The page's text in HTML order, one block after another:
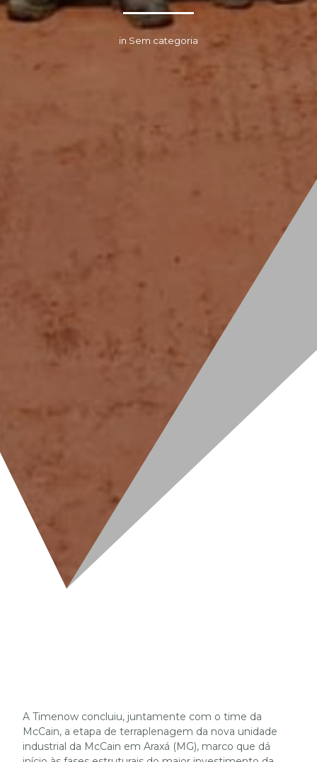
in Sem categoria
A Timenow concluiu, juntamente com o time da
McCain, a etapa de terraplenagem da nova unidade
industrial da McCain em Araxá (MG), marco que dá